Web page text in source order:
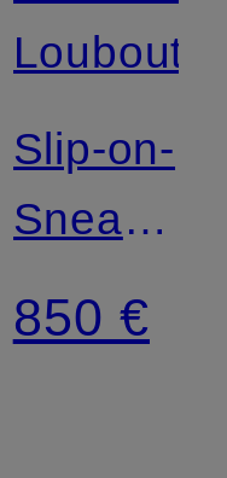
Louboutin
Slip-on-
Sneaker
ST
LOUIS
850 €